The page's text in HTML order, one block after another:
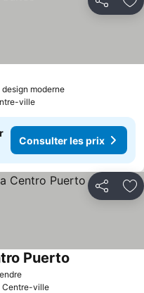
Partager
moderne
ville
Consulter les prix
Partager
Puerto
Centre-ville